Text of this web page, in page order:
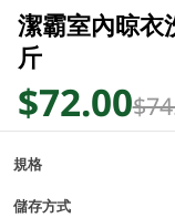
潔霸室內晾衣
斤
$72.00
規格
儲存方式